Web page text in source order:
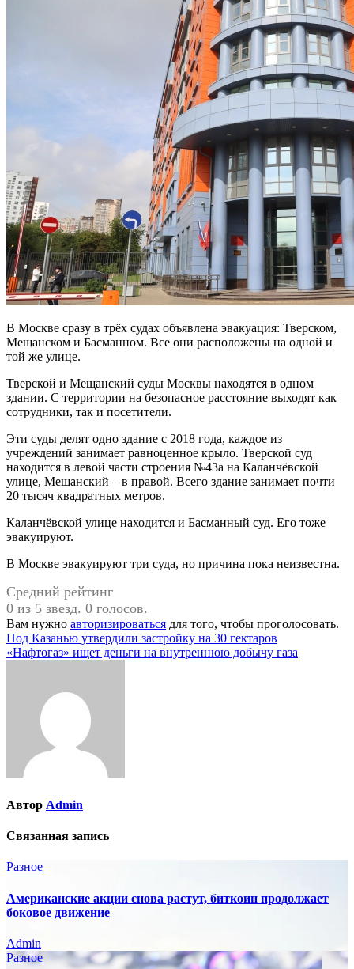
В Москве сразу в трёх судах объявлена эвакуация: Тверском,
Мещанском и Басманном. Все они расположены на одной и
той же улице.
Тверской и Мещанский суды Москвы находятся в одном
здании. С территории на безопасное расстояние выходят как
сотрудники, так и посетители.
Эти суды делят одно здание с 2018 года, каждое из
учреждений занимает равноценное крыло. Тверской суд
находится в левой части строения №43а на Каланчёвской
улице, Мещанский – в правой. Всего здание занимает почти
20 тысяч квадратных метров.
Каланчёвской улице находится и Басманный суд. Его тоже
эвакуируют.
В Москве эвакуируют три суда, но причина пока неизвестна.
Средний рейтинг
0 из 5 звезд. 0 голосов.
Вам нужно авторизироваться для того, чтобы проголосовать.
Навигация
по
Под Казанью утвердили застройку на 30 гектаров
«Нафтогаз» ищет деньги на внутреннюю добычу газа
Автор Admin
Связанная запись
Разное
Американские акции снова растут, биткоин продолжает
боковое движение
Admin
Разное